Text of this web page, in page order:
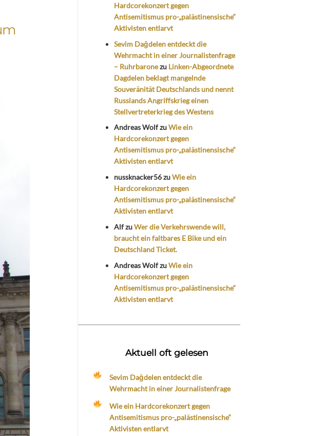
Hardcorekonzert gegen
Antisemitismus pro-„palästinensische“
Aktivisten entlarvt
Sevim Dağdelen entdeckt die
Wehrmacht in einer Journalistenfrage
– Ruhrbaronezu Linken-Abgeordnete
Dagdelen beklagt mangelnde
Souveränität Deutschlands und nennt
Russlands Angriffskrieg einen
Stellvertreterkrieg des Westens
Andreas WolfzuWie ein
Hardcorekonzert gegen
Antisemitismus pro-„palästinensische“
Aktivisten entlarvt
nussknacker56zuWie ein
Hardcorekonzert gegen
Antisemitismus pro-„palästinensische“
Aktivisten entlarvt
AlfzuWer die Verkehrswende will,
braucht ein faltbares E Bike und ein
Deutschland Ticket.
Andreas WolfzuWie ein
Hardcorekonzert gegen
Antisemitismus pro-„palästinensische“
Aktivisten entlarvt
Aktuell oft gelesen
Sevim Dağdelen entdeckt die
Wehrmacht in einer Journalistenfrage
Wie ein Hardcorekonzert gegen
Antisemitismus pro-„palästinensische“
Aktivisten entlarvt